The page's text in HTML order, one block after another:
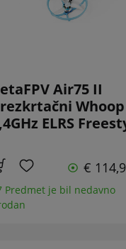
Air75 II
Whoop
ELRS
€
Predmet je bil nedavno